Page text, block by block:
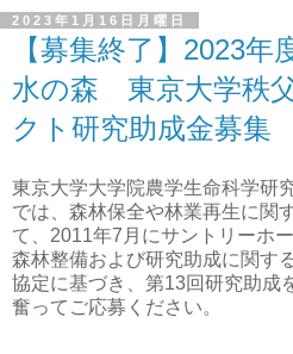
2023年1月16日月曜日
【募集終了】2023
水の森 東京大学秩
クト研究助成金募集
東京大学大学院農学生命科学研
では、森林保全や林業再生に関
て、2011年7月にサントリーホ
森林整備および研究助成に関す
協定に基づき、第13回研究助成
奮ってご応募ください。